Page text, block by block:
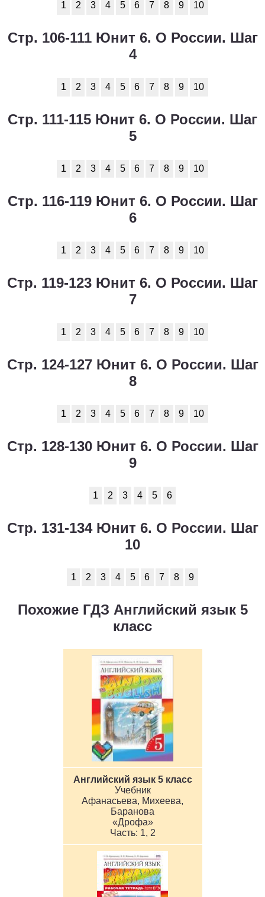
1 2 3 4 5 6 7 8 9 10
Стр. 106-111 Юнит 6. О России. Шаг
4
1 2 3 4 5 6 7 8 9 10
Стр. 111-115 Юнит 6. О России. Шаг
5
1 2 3 4 5 6 7 8 9 10
Стр. 116-119 Юнит 6. О России. Шаг
6
1 2 3 4 5 6 7 8 9 10
Стр. 119-123 Юнит 6. О России. Шаг
7
1 2 3 4 5 6 7 8 9 10
Стр. 124-127 Юнит 6. О России. Шаг
8
1 2 3 4 5 6 7 8 9 10
Стр. 128-130 Юнит 6. О России. Шаг
9
1 2 3 4 5 6
Стр. 131-134 Юнит 6. О России. Шаг
10
1 2 3 4 5 6 7 8 9
Похожие ГДЗ Английский язык 5
класс
Английский язык 5 класс
Учебник
Афанасьева, Михеева,
Баранова
«Дрофа»
1, 2